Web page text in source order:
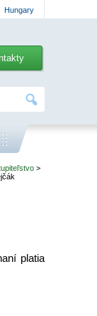
Hungary
>
platia